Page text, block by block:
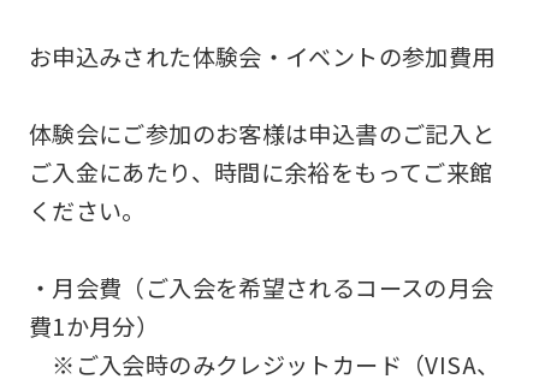
お申込みされた体験会・イベントの参加費用
体験会にご参加のお客様は申込書のご記入と
ご入金にあたり、時間に余裕をもってご来館
ください。
・月会費（ご入会を希望されるコースの月会
費1か月分）
※ご入会時のみクレジットカード（VISA、